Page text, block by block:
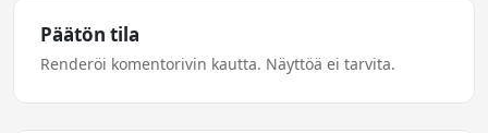
Päätön tila
Renderöi komentorivin kautta. Näyttöä ei tarvita.